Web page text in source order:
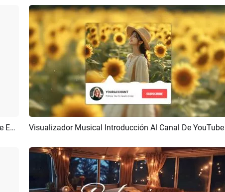
Visualizador De Festival De Música Verde: Póster De Evento Previsualizar Crear IA
Visualizador Musical Introducción Al Canal De YouTube